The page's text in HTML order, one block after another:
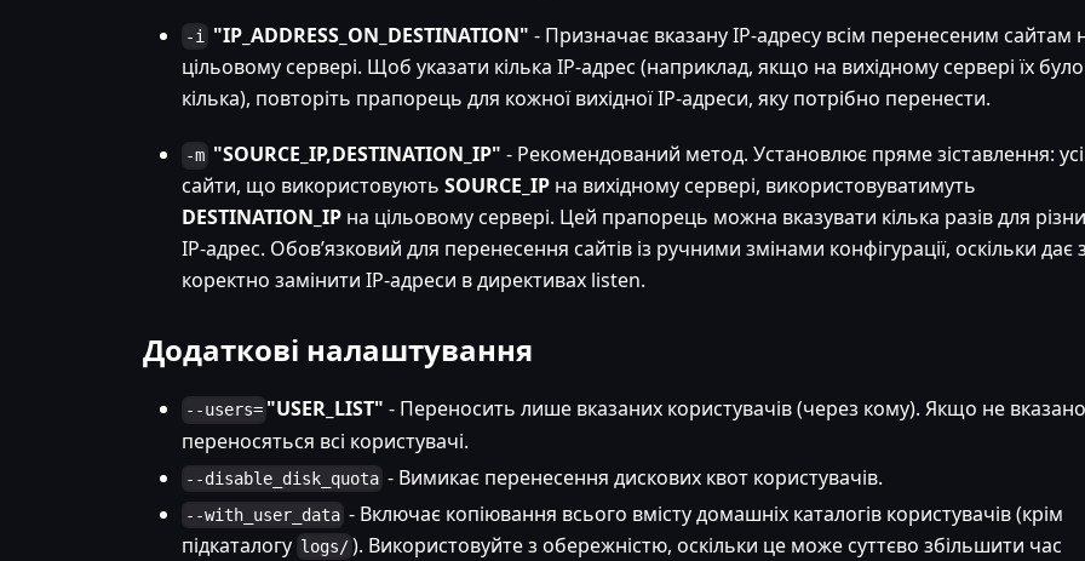
-i "IP_ADDRESS_ON_DESTINATION" - Призначає вказану IP-адресу всім перенесеним сайтам
цільовому сервері. Щоб указати кілька IP-адрес (наприклад, якщо на вихідному сервері їх було
кілька), повторіть прапорець для кожної вихідної IP-адреси, яку потрібно перенести.
-m "SOURCE_IP,DESTINATION_IP" - Рекомендований метод. Установлює пряме зіставлення: усі
сайти, що використовують SOURCE_IP на вихідному сервері, використовуватимуть
DESTINATION_IP на цільовому сервері. Цей прапорець можна вказувати кілька разів для
IP-адрес. Обов’язковий для перенесення сайтів із ручними змінами конфігурації, оскільки дає
коректно замінити IP-адреси в директивах listen.
Додаткові налаштування
--users= "USER_LIST" - Переносить лише вказаних користувачів (через кому). Якщо не
переносяться всі користувачі.
--disable_disk_quota - Вимикає перенесення дискових квот користувачів.
--with_user_data - Включає копіювання всього вмісту домашніх каталогів користувачів (крім
підкаталогу logs/ ). Використовуйте з обережністю, оскільки це може суттєво збільшити час